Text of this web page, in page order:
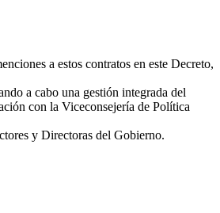
a estos contratos en este Decreto,
a cabo una gestión integrada del
con la Viceconsejería de Política
y Directoras del Gobierno.